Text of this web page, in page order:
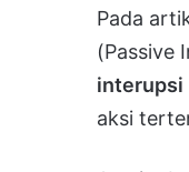
Pada
(Passive
interupsi
aksi